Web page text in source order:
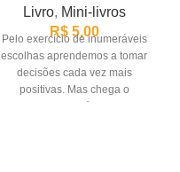
Livro, Mini-livros
R$5,00
Pelo exercício de inumeráveis
escolhas aprendemos a tomar
decisões cada vez mais
positivas. Mas chega o
momento, após tantas